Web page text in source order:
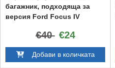
багажник, подходяща за
версия Ford Focus IV
в пълен размер
€40 €24
Добави в количката